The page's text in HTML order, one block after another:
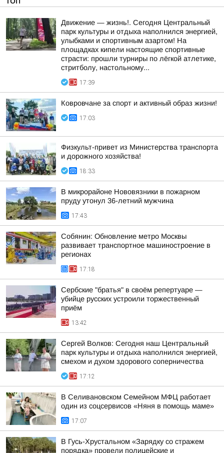
Движение — жизнь!. Сегодня Центральный
парк культуры и отдыха наполнился энергией,
улыбками и спортивным азартом! На
площадках кипели настоящие спортивные
страсти: прошли турниры по лёгкой атлетике,
стритболу, настольному...
17:39
Ковровчане за спорт и активный образ жизни!
17:03
Физкульт-привет из Министерства транспорта
и дорожного хозяйства!
18:33
В микрорайоне Нововязники в пожарном
пруду утонул 36-летний мужчина
17:43
Собянин: Обновление метро Москвы
развивает транспортное машиностроение в
регионах
17:18
Сербские "братья" в своём репертуаре —
убийце русских устроили торжественный
приём
13:42
Сергей Волков: Сегодня наш Центральный
парк культуры и отдыха наполнился энергией,
смехом и духом здорового соперничества
17:12
В Селивановском Семейном МФЦ работает
один из соцсервисов «Няня в помощь маме»
17:07
В Гусь-Хрустальном «Зарядку со стражем
порядка» провели полицейские и